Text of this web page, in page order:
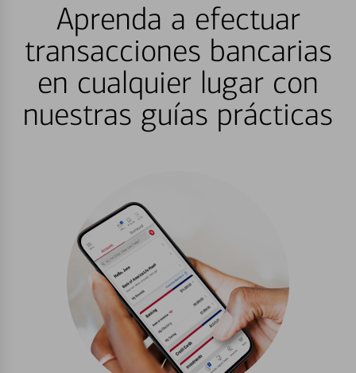
Aprenda a efectuar
transacciones bancarias
en cualquier lugar con
nuestras guías prácticas